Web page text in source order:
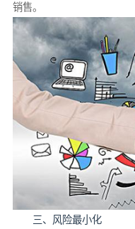
销售。
三、风险最小化